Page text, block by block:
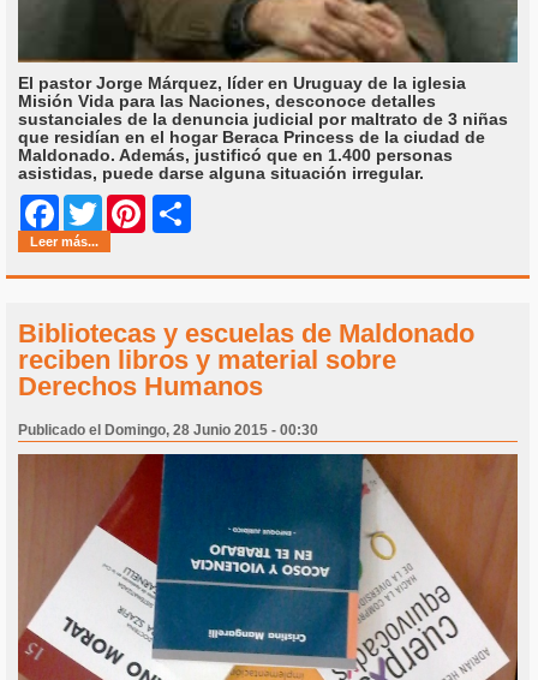
El pastor Jorge Márquez, líder en Uruguay de la iglesia
Misión Vida para las Naciones, desconoce detalles
sustanciales de la denuncia judicial por maltrato de 3 niñas
que residían en el hogar Beraca Princess de la ciudad de
Maldonado. Además, justificó que en 1.400 personas
asistidas, puede darse alguna situación irregular.
Facebook
Twitter Pinterest
Leer más...
Bibliotecas y escuelas de Maldonado
reciben libros y material sobre
Derechos Humanos
Publicado el Domingo, 28 Junio 2015 - 00:30